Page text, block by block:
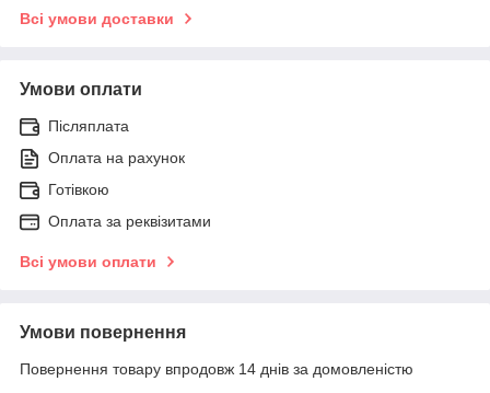
Всі умови доставки
Умови оплати
Післяплата
Оплата на рахунок
Готівкою
Оплата за реквізитами
Всі умови оплати
Умови повернення
Повернення товару впродовж 14 днів за домовленістю